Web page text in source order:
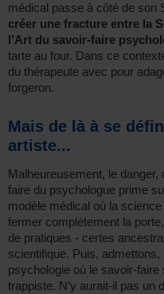
médical passe à côté de son
créer une fracture entre la
l’Art du savoir-faire
tarte au four. Dans ce
du thérapeute avec pour
forgeron.
Mais de là à se
artiste...
Malheureusement, le
faire du psychologue prime
modèle médical où la
fermer complètement la
de pratiques - certes
scientifique. Puis,
psychologie où le savoir-
trappiste. N’y aurait-il pas un